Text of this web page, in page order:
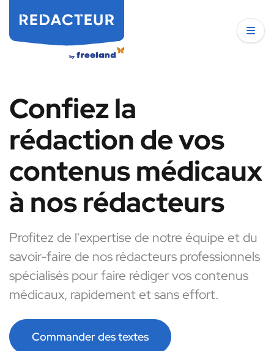
Confiez la
rédaction de vos
contenus médicaux
à nos rédacteurs
Profitez de l'expertise de notre équipe et du
savoir-faire de nos rédacteurs professionnels
spécialisés pour faire rédiger vos contenus
médicaux, rapidement et sans effort.
Commander des textes